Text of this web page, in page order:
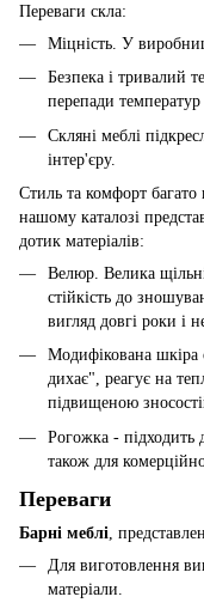
Переваги скла:
Міцність. У
Безпека і тривалий
перепади температур
Скляні меблі
інтер'єру.
Стиль та комфорт
нашому каталозі
дотик матеріалів:
Велюр. Велика
стійкість до
вигляд довгі роки і
Модифікована шкіра
дихає", реагує на
підвищеною
Рогожка - підходить
також для
Переваги
Барні меблі,
Для виготовлення
матеріали.